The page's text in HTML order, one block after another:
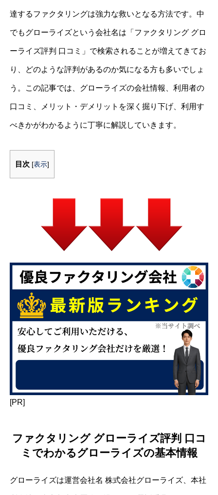
達するファクタリングは強力な救いとなる方法です。中
でもグローライズという会社名は「ファクタリング グロ
ーライズ評判 口コミ」で検索されることが増えてきてお
り、どのような評判があるのか気になる方も多いでしょ
う。この記事では、グローライズの会社情報、利用者の
口コミ、メリット・デメリットを深く掘り下げ、利用す
べきかがわかるように丁寧に解説していきます。
目次 [表示]
[PR]
ファクタリング グローライズ評判 口コ
ミでわかるグローライズの基本情報
グローライズは運営会社名 株式会社グローライズ、本社